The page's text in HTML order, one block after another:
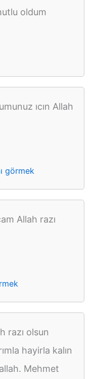
oldum
ıcın Allah
görmek
Allah razı
razı olsun
hayirla kalın
Mehmet